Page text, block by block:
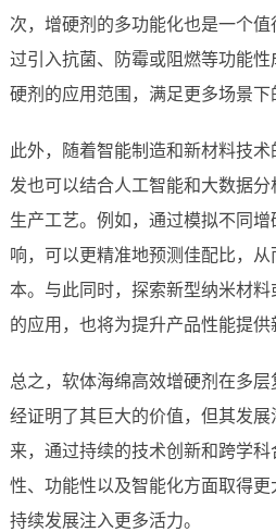
次，增硬剂的多功能化也是一个
过引入抗菌、防霉或阻燃等功能
硬剂的应用范围，满足更多场景下
此外，随着智能制造和新材料技
发也可以结合人工智能和大数据
生产工艺。例如，通过模拟不同
响，可以更精准地预测佳配比，
本。与此同时，探索新型纳米材
的应用，也将为提升产品性能提供
总之，软体海绵高效增硬剂在多
经证明了其巨大的价值，但其发
来，通过持续的技术创新和跨学
性、功能性以及智能化方面取得
持续发展注入更多活力。